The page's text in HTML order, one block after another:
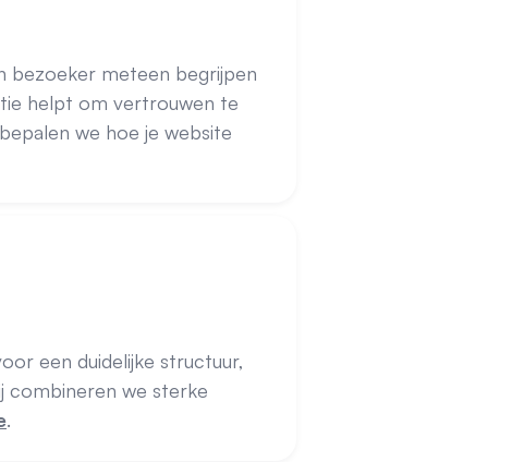
bezoeker meteen begrijpen
helpt om vertrouwen te
we hoe je website
een duidelijke structuur,
combineren we sterke
.